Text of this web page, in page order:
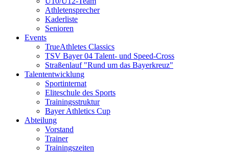
Athletensprecher
Kaderliste
Senioren
Events
TrueAthletes Classics
TSV Bayer 04 Talent- und Speed-Cross
Straßenlauf "Rund um das Bayerkreuz"
Talententwicklung
Sportinternat
Eliteschule des Sports
Trainingsstruktur
Bayer Athletics Cup
Abteilung
Vorstand
Trainer
Trainingszeiten